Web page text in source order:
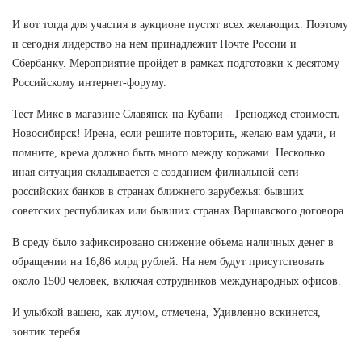
И вот тогда для участия в аукционе пустят всех желающих. Поэтому
и сегодня лидерство на нем принадлежит Почте России и
Сбербанку. Мероприятие пройдет в рамках подготовки к десятому
Российскому интернет-форуму.
Тест Микс в магазине Славянск-на-Кубани - Треноджед стоимость
Новосибирск! Ирена, если решите повторить, желаю вам удачи, и
помните, крема должно быть много между коржами. Несколько
иная ситуация складывается с созданием филиальной сети
российских банков в странах ближнего зарубежья: бывших
советских республиках или бывших странах Варшавского договора.
В среду было зафиксировано снижение объема наличных денег в
обращении на 16,86 млрд рублей. На нем будут присутствовать
около 1500 человек, включая сотрудников международных офисов.
И улыбкой вашею, как лучом, отмечена, Удивленно вскинется,
зонтик теребя...